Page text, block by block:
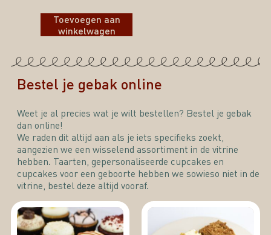
Toevoegen aan
winkelwagen
Bestel je gebak online
Weet je al precies wat je wilt bestellen? Bestel je gebak
dan online!
We raden dit altijd aan als je iets specifieks zoekt,
aangezien we een wisselend assortiment in de vitrine
hebben. Taarten, gepersonaliseerde cupcakes en
cupcakes voor een geboorte hebben we sowieso niet in de
vitrine, bestel deze altijd vooraf.